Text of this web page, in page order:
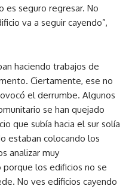
es seguro regresar. No
va a seguir cayendo”,
haciendo trabajos de
Ciertamente, ese no
el derrumbe. Algunos
se han quejado
que subía hacia el sur solía
estaban colocando los
analizar muy
los edificios no se
No ves edificios cayendo